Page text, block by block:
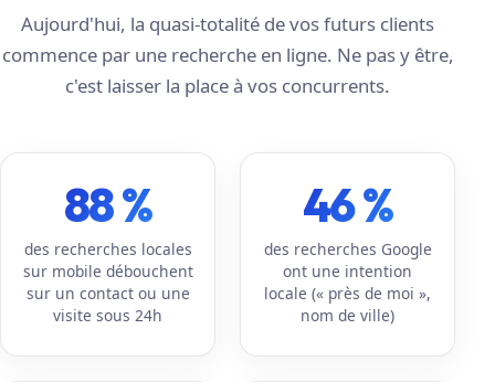
Aujourd'hui, la quasi-totalité de vos futurs clients
commence par une recherche en ligne. Ne pas y être,
c'est laisser la place à vos concurrents.
88 %
des recherches locales
sur mobile débouchent
sur un contact ou une
visite sous 24h
46 %
des recherches Google
ont une intention
locale (« près de moi »,
nom de ville)